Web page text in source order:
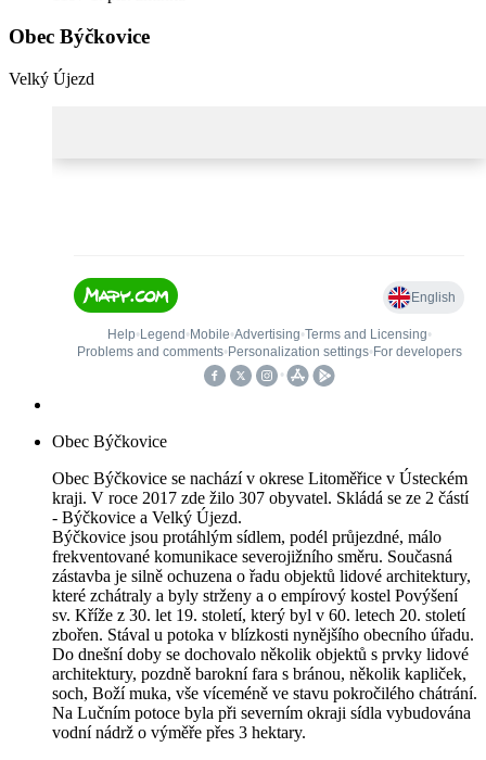
Obec Býčkovice
Velký Újezd
Obec Býčkovice
Obec Býčkovice se nachází v okrese Litoměřice v Ústeckém
kraji. V roce 2017 zde žilo 307 obyvatel. Skládá se ze 2 částí
- Býčkovice a Velký Újezd.
Býčkovice jsou protáhlým sídlem, podél průjezdné, málo
frekventované komunikace severojižního směru. Současná
zástavba je silně ochuzena o řadu objektů lidové architektury,
které zchátraly a byly strženy a o empírový kostel Povýšení
sv. Kříže z 30. let 19. století, který byl v 60. letech 20. století
zbořen. Stával u potoka v blízkosti nynějšího obecního úřadu.
Do dnešní doby se dochovalo několik objektů s prvky lidové
architektury, pozdně barokní fara s bránou, několik kapliček,
soch, Boží muka, vše víceméně ve stavu pokročilého chátrání.
Na Lučním potoce byla při severním okraji sídla vybudována
vodní nádrž o výměře přes 3 hektary.